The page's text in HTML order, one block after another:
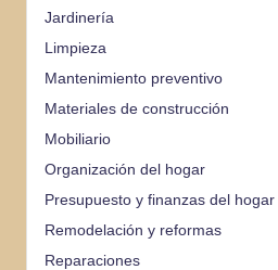
Jardinería
Limpieza
Mantenimiento preventivo
Materiales de construcción
Mobiliario
Organización del hogar
Presupuesto y finanzas del hogar
Remodelación y reformas
Reparaciones